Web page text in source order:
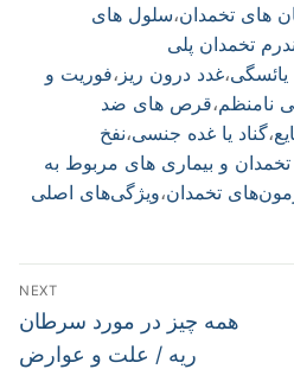
‌های تخمدان،سلول های
تخمدان پلی
،غدد درون ریز ،فوریت و
نامنظم،قرص ‌های ضد
،گناد یا غده جنسی،نفخ
و بیماری های مربوط به
تخمدان،ویژگی‌های اصلی
NEXT
Next
همه چیز در مورد سرطان
ریه / علت و عوارض